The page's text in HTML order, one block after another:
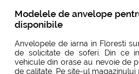
Modelele de anvelope
disponibile
Anvelopele de iarna in Floresti
de solicitate de soferi. Din ce
vehicule din orase au nevoie de
de calitate. Pe site-ul